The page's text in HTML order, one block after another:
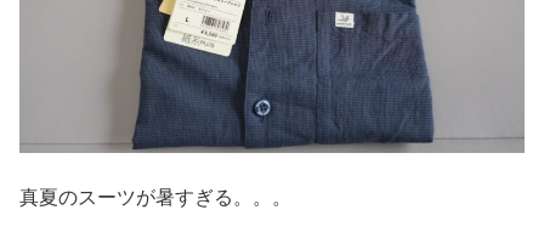
真夏のスーツが暑すぎる。。。